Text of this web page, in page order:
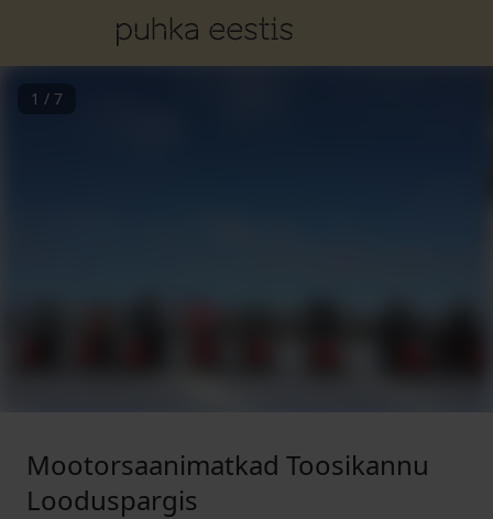
1 / 7
Mootorsaanimatkad Toosikannu
Looduspargis